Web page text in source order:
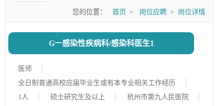
您的位置： 首页 > 岗位应聘 > 岗位详情
Gㅡ感染性疾病科/感染科医生1
医师
全日制普通高校应届毕业生或有本专业相关工作经历
1人
硕士研究生及以上
杭州市第九人民医院